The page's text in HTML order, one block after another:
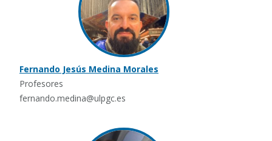
Fernando Jesús Medina Morales
Profesores
fernando.medina@ulpgc.es